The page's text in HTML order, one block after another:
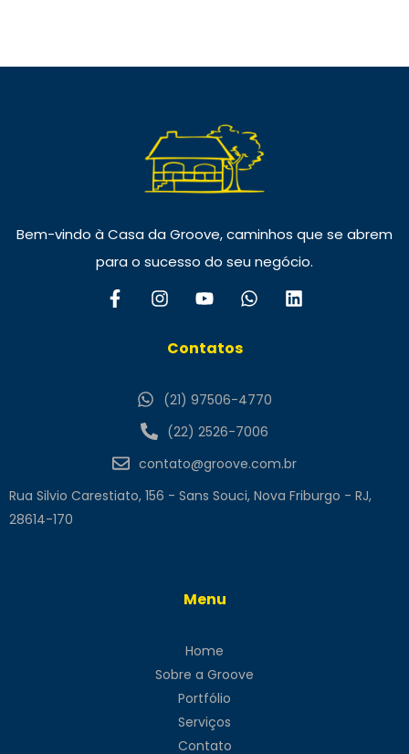
Bem-vindo à Casa da Groove, caminhos que se abrem
para o sucesso do seu negócio.
Contatos
(21) 97506-4770
(22) 2526-7006
contato@groove.com.br
Rua Silvio Carestiato, 156 - Sans Souci, Nova Friburgo - RJ,
28614-170
Menu
Home
Sobre a Groove
Portfólio
Serviços
Contato